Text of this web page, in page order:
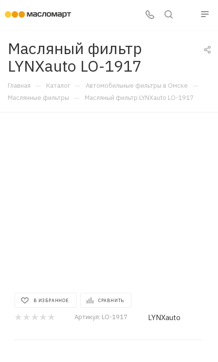
Масляный фильтр
LYNXauto LO-1917
Главная — Каталог — Автомобильные фильтры в Омске —
Маслянные фильтры — Масляный фильтр LYNXauto LO-1917
В ИЗБРАННОЕ СРАВНИТЬ
Артикул: LO-1917 LYNXauto